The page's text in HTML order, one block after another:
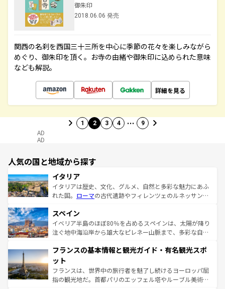
御朱印
2018.06.06 発売
関西の名刹を西国三十三所を中心に季節の花々を楽しみながら
めぐり、御朱印を頂く。お寺の由緒や御朱印に込められた意味
なども解説。
詳細を見る
1 2 3 4 … 9
AD
AD
人気の国と地域から探す
イタリア
イタリアは歴史、文化、グルメ、自然と多彩な魅力にあふ
れた国。 ローマの古代遺跡やフィレンツェのルネッサンス
ろん、トスカーナの美しい田園風景やアマルフィ海岸の絶
景など、自然景観も見逃せない。観光の合間には、本場の
ピザやパスタなど、絶品のイタリア料理を堪能することも
ませてくれるイタリアで、忘れられない旅をしてみよう！
なお、新着のイタリア情報は
しい。
スペイン
イベリア半島のほぼ80％を占めるスペインは、太陽が降り
注ぐ地中海沿岸から雄大なピレネー山脈まで、多彩な自然
文化が根付くこの国では、情熱的なフラメンコ、熱気あふ
れる闘牛、そして美味しいタパスが生活の一部となってい
る。首都マドリードの洗練された雰囲気や、バルセロナの
アートに溢れた街角から、地方では古代ローマ遺跡や中世
フランスの基本情報と観光ガイド・有名観光スポ
ット
フランスは、世界中の旅行者を魅了し続けるヨーロッパ屈
指の観光地だ。首都パリのエッフェル塔やルーブル美術館